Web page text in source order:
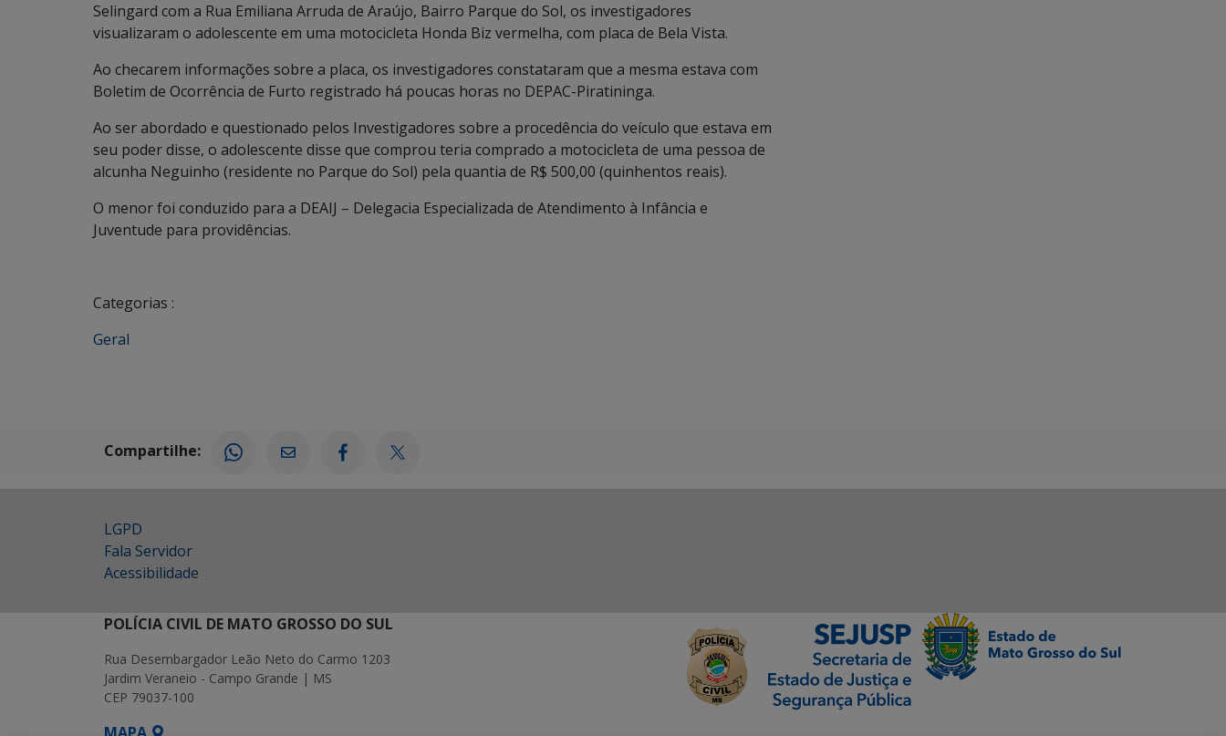
Selingard com a Rua Emiliana Arruda de Araújo, Bairro Parque do Sol, os investigadores
visualizaram o adolescente em uma motocicleta Honda Biz vermelha, com placa de Bela Vista.
Ao checarem informações sobre a placa, os investigadores constataram que a mesma estava com
Boletim de Ocorrência de Furto registrado há poucas horas no DEPAC-Piratininga.
Ao ser abordado e questionado pelos Investigadores sobre a procedência do veículo que estava em
seu poder disse, o adolescente disse que comprou teria comprado a motocicleta de uma pessoa de
alcunha Neguinho (residente no Parque do Sol) pela quantia de R$ 500,00 (quinhentos reais).
O menor foi conduzido para a DEAIJ – Delegacia Especializada de Atendimento à Infância e
Juventude para providências.
Categorias :
Geral
Compartilhe:
LGPD
Fala Servidor
Acessibilidade
POLÍCIA CIVIL DE MATO GROSSO DO SUL
Rua Desembargador Leão Neto do Carmo 1203
Jardim Veraneio - Campo Grande | MS
CEP 79037-100